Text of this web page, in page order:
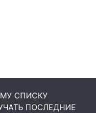
СПИСКУ
ПОСЛЕДНИЕ